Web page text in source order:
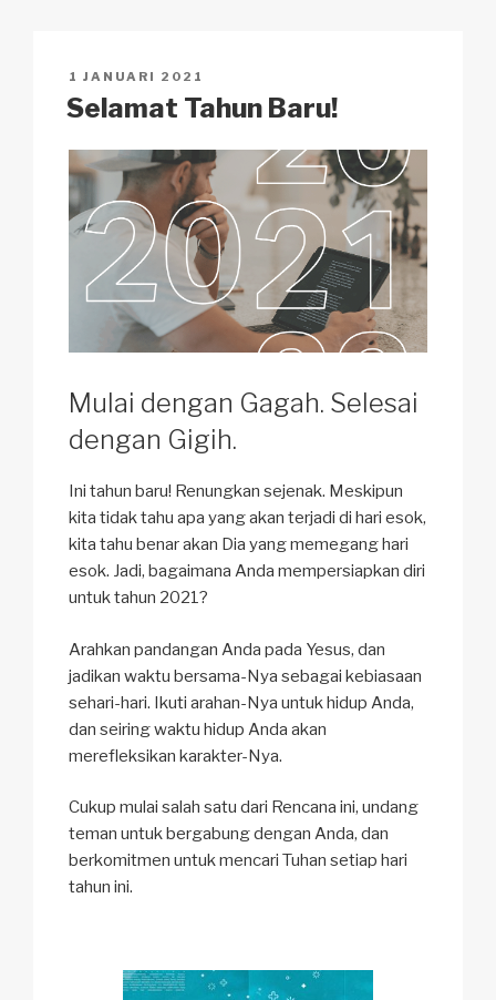
n
k
o
o p
at
POSTED
ON
1 JANUARI 2021
Selamat Tahun Baru!
Mulai dengan Gagah. Selesai
dengan Gigih.
Ini tahun baru! Renungkan sejenak. Meskipun
kita tidak tahu apa yang akan terjadi di hari esok,
kita tahu benar akan Dia yang memegang hari
esok. Jadi, bagaimana Anda mempersiapkan diri
untuk tahun 2021?
Arahkan pandangan Anda pada Yesus, dan
jadikan waktu bersama-Nya sebagai kebiasaan
sehari-hari. Ikuti arahan-Nya untuk hidup Anda,
dan seiring waktu hidup Anda akan
merefleksikan karakter-Nya.
Cukup mulai salah satu dari Rencana ini, undang
teman untuk bergabung dengan Anda, dan
berkomitmen untuk mencari Tuhan setiap hari
tahun ini.